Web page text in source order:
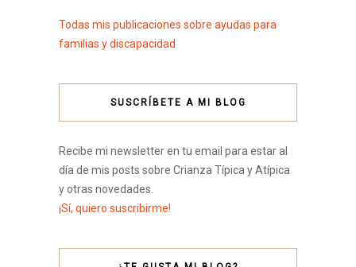
Todas mis publicaciones sobre ayudas para
familias y discapacidad
SUSCRÍBETE A MI BLOG
Recibe mi newsletter en tu email para estar al
día de mis posts sobre Crianza Típica y Atípica
y otras novedades.
¡Sí, quiero suscribirme!